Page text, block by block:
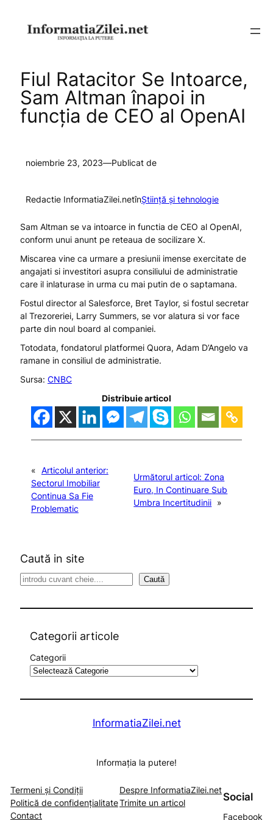
conținut
Fiul Ratacitor Se Intoarce,
Sam Altman înapoi in
funcția de CEO al OpenAI
noiembrie 23, 2023—Publicat de
Redactie InformatiaZilei.netînȘtiință și tehnologie
Sam Altman se va intoarce in functia de CEO al OpenAI,
conform unui anunt pe reteaua de socilizare X.
Miscarea vine ca urmare a presiunii imense exercitate de
angajati si investitori asupra consiliului de administratie
care il inlaturase in urma cu mai putin de o saptamana.
Fostul director al Salesforce, Bret Taylor, si fostul secretar
al Trezoreriei, Larry Summers, se vor alatura si vor face
parte din noul board al companiei.
Totodata, fondatorul platformei Quora, Adam D’Angelo va
ramane in consiliul de administratie.
Sursa: CNBC
Distribuie articol
« Articolul anterior:
Sectorul Imobiliar
Continua Sa Fie
Problematic
Următorul articol:Zona
Euro, In Continuare Sub
Umbra Incertitudinii »
Caută in site
S
Caută
Categorii articole
Categorii
InformatiaZilei.net
Informația la putere!
Termeni și Condiții
Politică de confidențialitate
Contact
Despre InformatiaZilei.net
Trimite un articol
Social
Facebook